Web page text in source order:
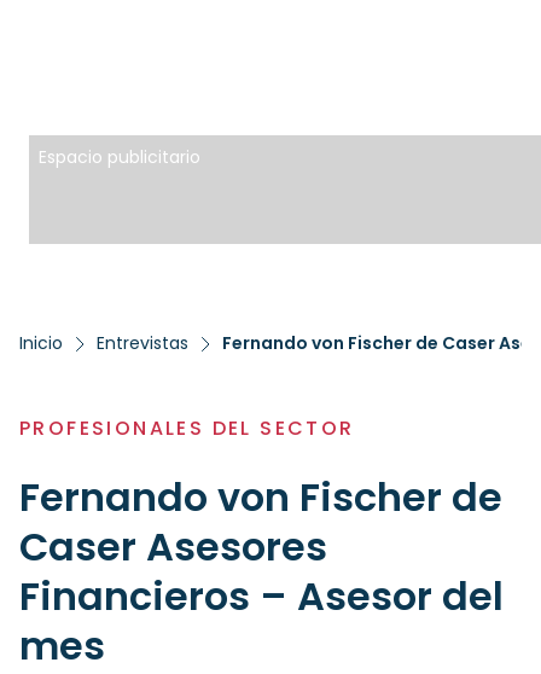
Espacio publicitario
Inicio Entrevistas Fernando von Fischer de Caser
PROFESIONALES DEL SECTOR
Fernando von Fischer de
Caser Asesores
Financieros – Asesor del
mes